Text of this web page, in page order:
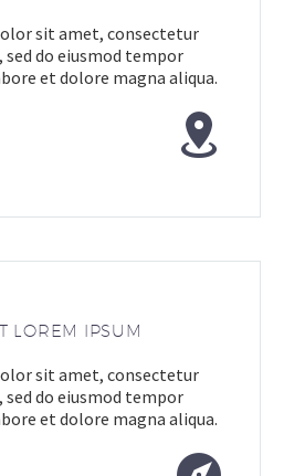
sit amet, consectetur
do eiusmod tempor
et dolore magna aliqua.


LOREM IPSUM
sit amet, consectetur
do eiusmod tempor
et dolore magna aliqua.